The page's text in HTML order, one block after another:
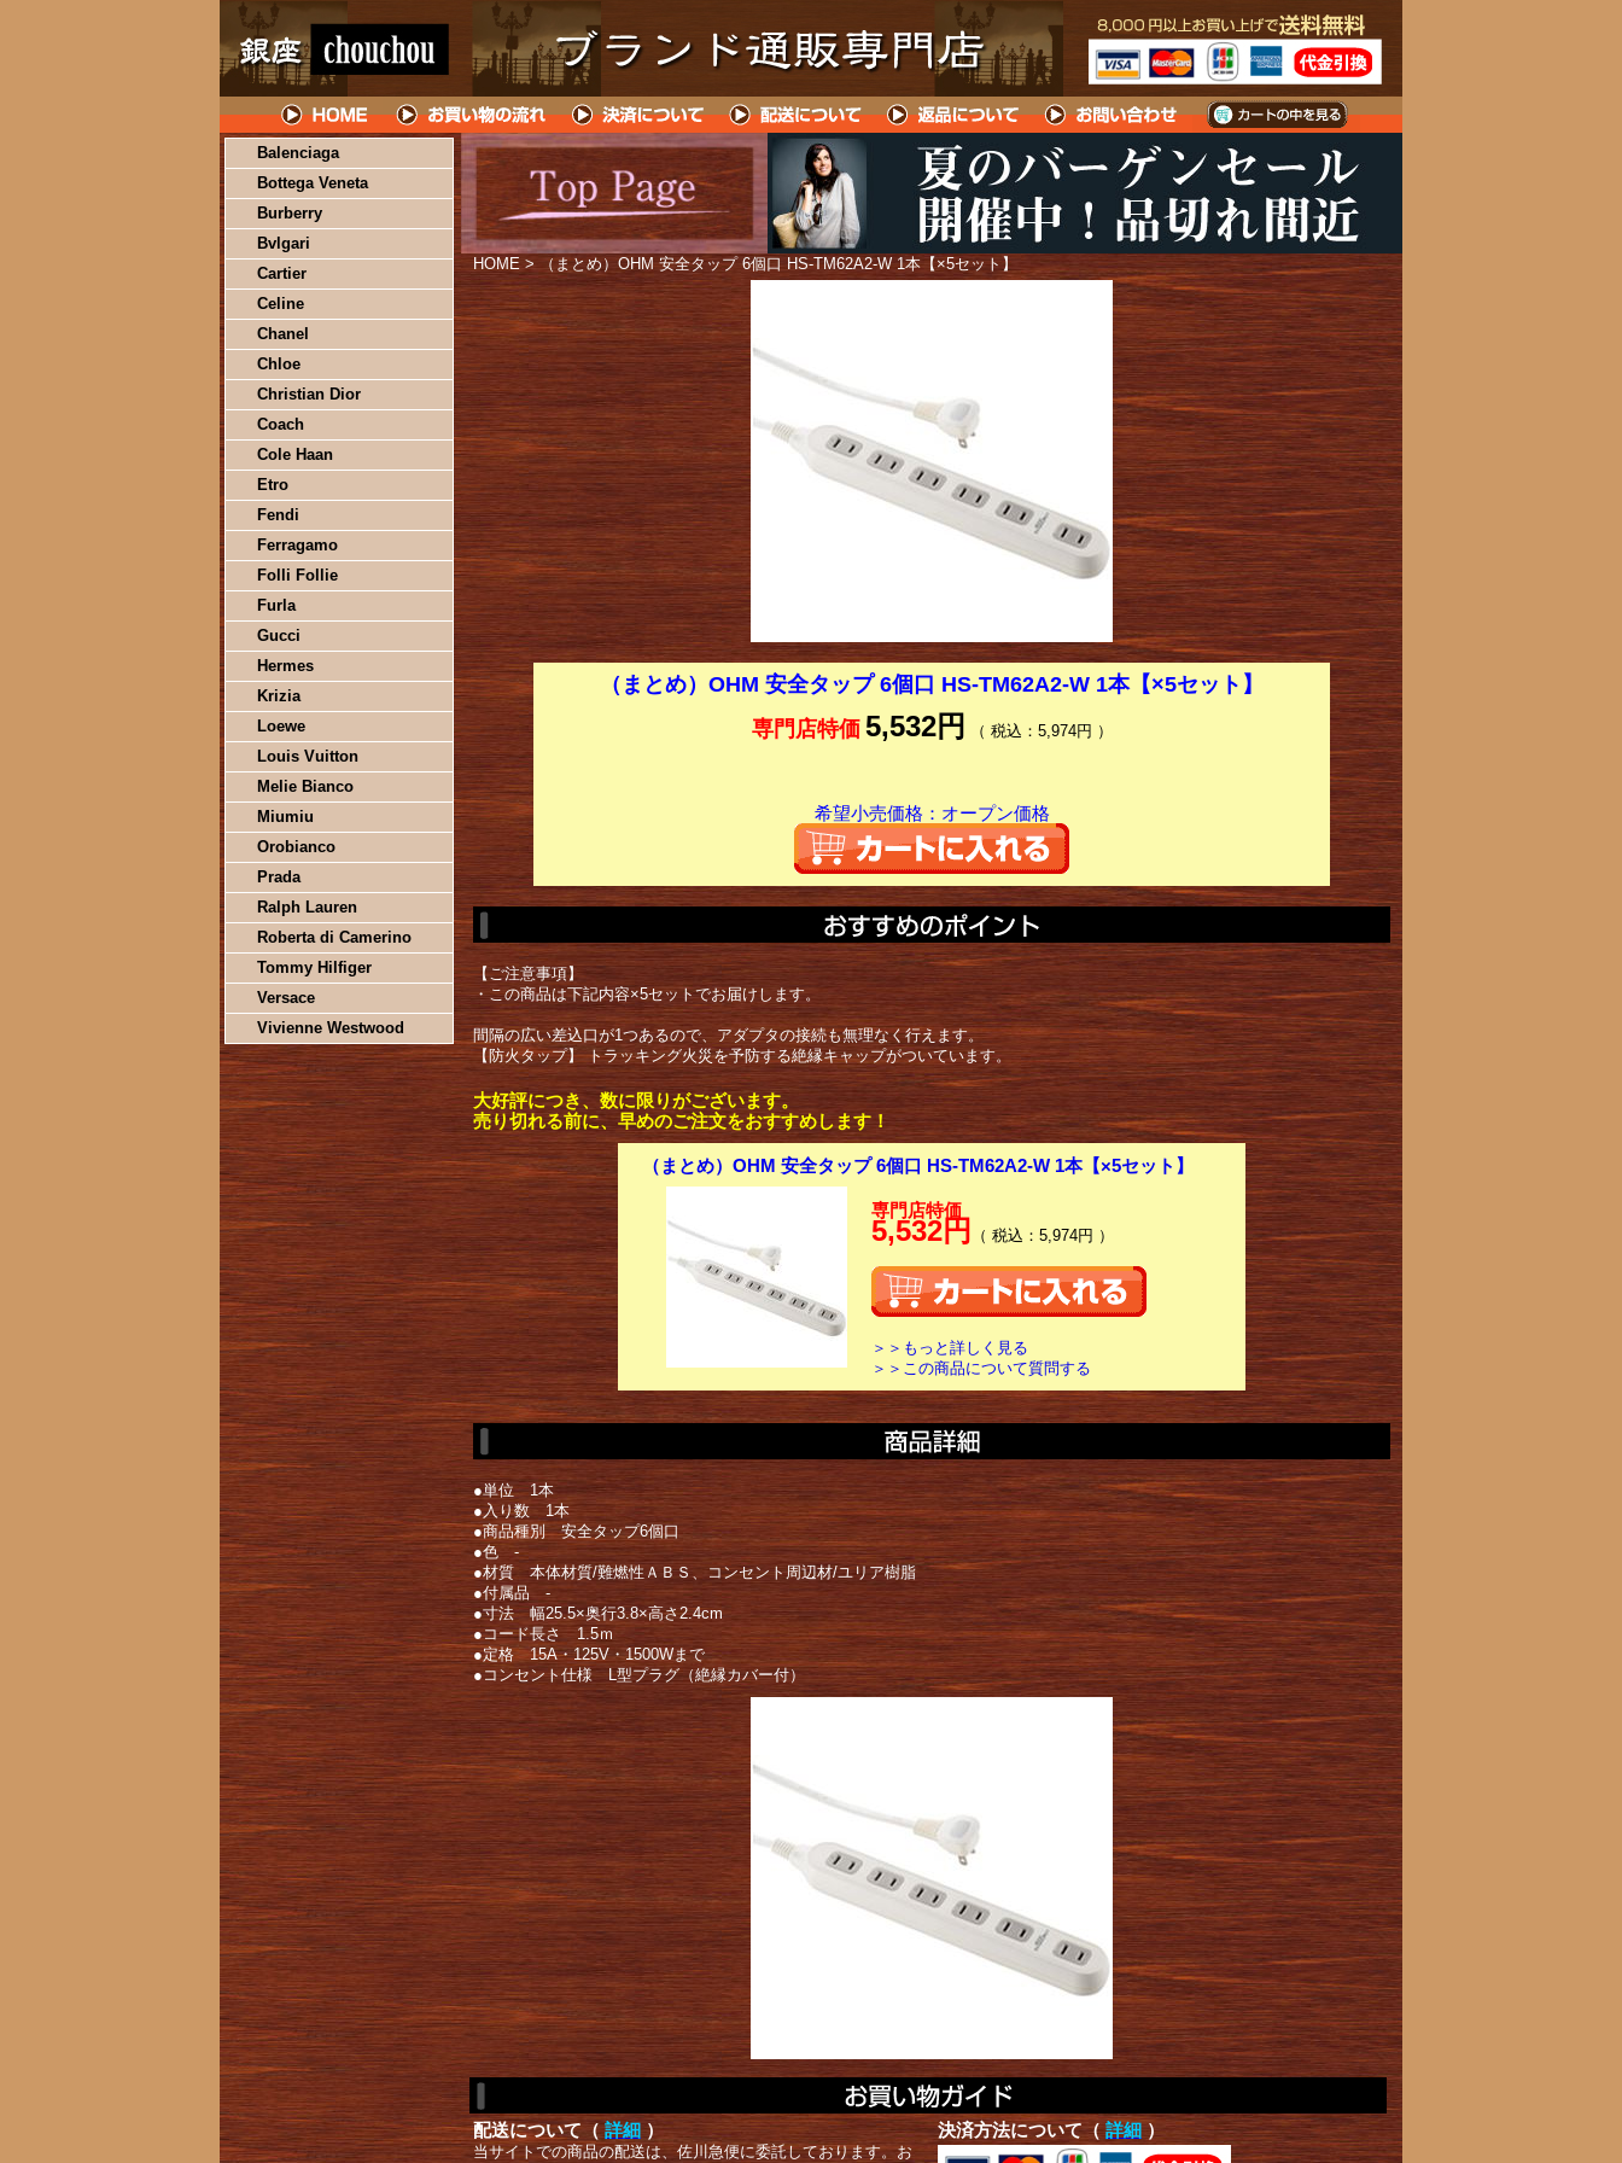
Balenciaga
Bottega Veneta
Burberry
Bvlgari
Cartier
Celine
Chanel
Chloe
Christian Dior
Coach
Cole Haan
Etro
Fendi
Ferragamo
Folli Follie
Furla
Gucci
Hermes
Krizia
Loewe
Louis Vuitton
Melie Bianco
Miumiu
Orobianco
Prada
Ralph Lauren
Roberta di Camerino
Tommy Hilfiger
Versace
Vivienne Westwood
HOME > （まとめ）OHM 安全タップ 6個口 HS-TM62A2-W 1本【×5セット】
（まとめ）OHM 安全タップ 6個口 HS-TM62A2-W 1本【×5セット】
専門店特価 5,532円 （ 税込：5,974円 ）
希望小売価格：オープン価格
【ご注意事項】
・この商品は下記内容×5セットでお届けします。
間隔の広い差込口が1つあるので、アダプタの接続も無理なく行えます。
【防火タップ】 トラッキング火災を予防する絶縁キャップがついています。
大好評につき、数に限りがございます。
売り切れる前に、早めのご注文をおすすめします！
（まとめ）OHM 安全タップ 6個口 HS-TM62A2-W 1本【×5セット】
専門店特価
5,532円 （ 税込：5,974円 ）
＞＞もっと詳しく見る
＞＞この商品について質問する
●単位 1本
●入り数 1本
●商品種別 安全タップ6個口
●色 -
●材質 本体材質/難燃性ＡＢＳ、コンセント周辺材/ユリア樹脂
●付属品 -
●寸法 幅25.5×奥行3.8×高さ2.4cm
●コード長さ 1.5ｍ
●定格 15A・125V・1500Wまで
●コンセント仕様 L型プラグ（絶縁カバー付）
配送について（ 詳細 ）
当サイトでの商品の配送は、佐川急便に委託しております。お
決済方法について（ 詳細 ）